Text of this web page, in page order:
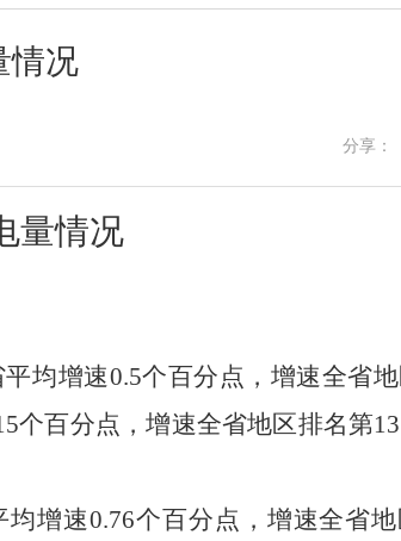
情况
分享：
量情况
均增速0.5个百分点，增速全省
个百分点，增速全省地区排名第13
均增速0.76个百分点，增速全省